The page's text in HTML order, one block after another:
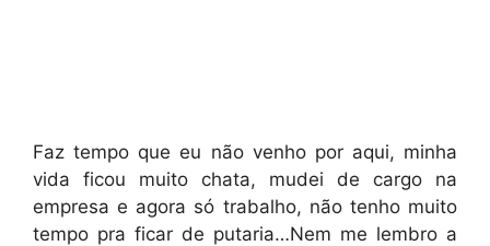
Faz tempo que eu não venho por aqui, minha
vida ficou muito chata, mudei de cargo na
empresa e agora só trabalho, não tenho muito
tempo pra ficar de putaria…Nem me lembro a